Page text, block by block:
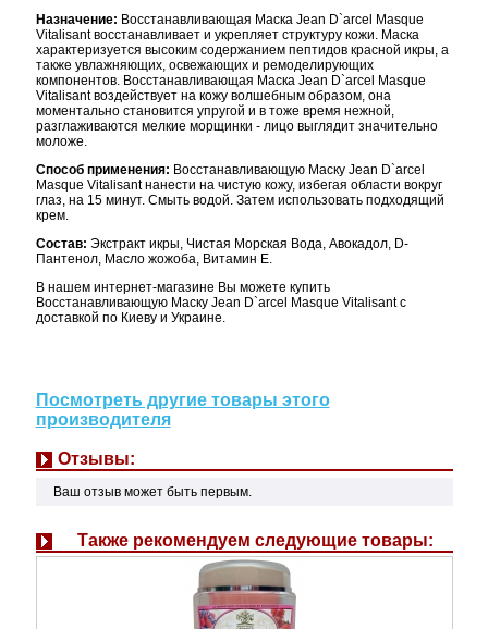
Назначение: Восстанавливающая Маска Jean D`arcel Masque
Vitalisant восстанавливает и укрепляет структуру кожи. Маска
характеризуется высоким содержанием пептидов красной икры, а
также увлажняющих, освежающих и ремоделирующих
компонентов. Восстанавливающая Маска Jean D`arcel Masque
Vitalisant воздействует на кожу волшебным образом, она
моментально становится упругой и в тоже время нежной,
разглаживаются мелкие морщинки - лицо выглядит значительно
моложе.
Способ применения: Восстанавливающую Маску Jean D`arcel
Masque Vitalisant нанести на чистую кожу, избегая области вокруг
глаз, на 15 минут. Смыть водой. Затем использовать подходящий
крем.
Состав: Экстракт икры, Чистая Морская Вода, Авокадол, D-
Пантенол, Масло жожоба, Витамин E.
В нашем интернет-магазине Вы можете купить
Восстанавливающую Маску Jean D`arcel Masque Vitalisant с
доставкой по Киеву и Украине.
Посмотреть другие товары этого
производителя
Отзывы:
Ваш отзыв может быть первым.
Также рекомендуем следующие товары: